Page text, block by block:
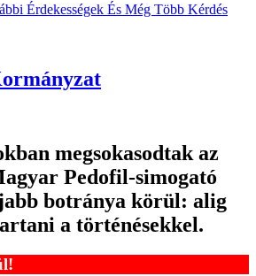
Érdekességek És Még Több Kérdés
megsokasodtak az
Pedofil-simogató
botránya körül: alig
a történésekkel.